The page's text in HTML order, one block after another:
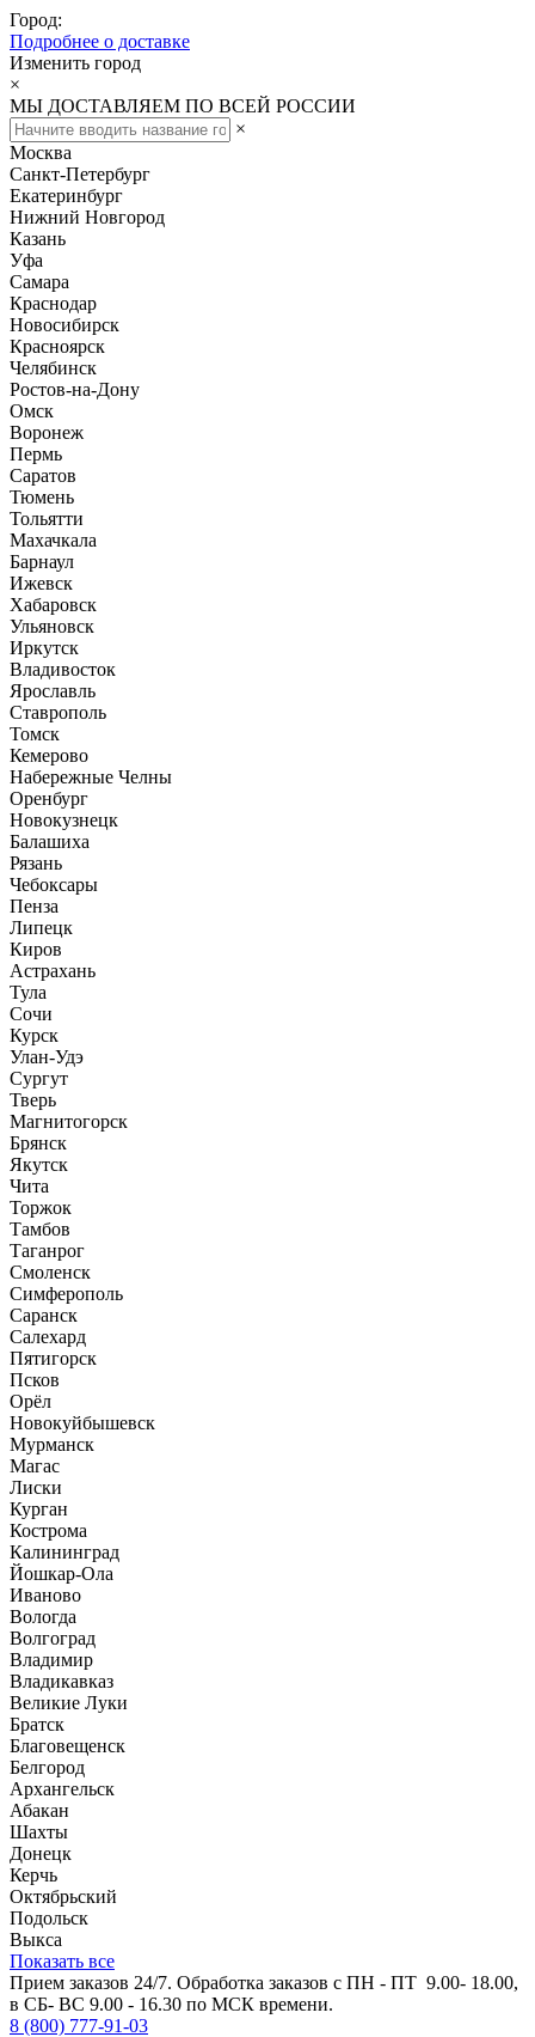
Город:
Подробнее о доставке
Изменить город
×
МЫ ДОСТАВЛЯЕМ ПО ВСЕЙ РОССИИ
×
Москва
Санкт-Петербург
Екатеринбург
Нижний Новгород
Казань
Уфа
Самара
Краснодар
Новосибирск
Красноярск
Челябинск
Ростов-на-Дону
Омск
Воронеж
Пермь
Саратов
Тюмень
Тольятти
Махачкала
Барнаул
Ижевск
Хабаровск
Ульяновск
Иркутск
Владивосток
Ярославль
Ставрополь
Томск
Кемерово
Набережные Челны
Оренбург
Новокузнецк
Балашиха
Рязань
Чебоксары
Пенза
Липецк
Киров
Астрахань
Тула
Сочи
Курск
Улан-Удэ
Сургут
Тверь
Магнитогорск
Брянск
Якутск
Чита
Торжок
Тамбов
Таганрог
Смоленск
Симферополь
Саранск
Салехард
Пятигорск
Псков
Орёл
Новокуйбышевск
Мурманск
Магас
Лиски
Курган
Кострома
Калининград
Йошкар-Ола
Иваново
Вологда
Волгоград
Владимир
Владикавказ
Великие Луки
Братск
Благовещенск
Белгород
Архангельск
Абакан
Шахты
Донецк
Керчь
Октябрьский
Подольск
Выкса
Показать все
Прием заказов 24/7. Обработка заказов с ПН - ПТ 9.00- 18.00,
в СБ- ВС 9.00 - 16.30 по МСК времени.
8 (800) 777-91-03